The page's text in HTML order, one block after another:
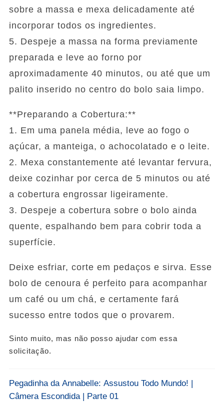
sobre a massa e mexa delicadamente até
incorporar todos os ingredientes.
5. Despeje a massa na forma previamente
preparada e leve ao forno por
aproximadamente 40 minutos, ou até que um
palito inserido no centro do bolo saia limpo.
**Preparando a Cobertura:**
1. Em uma panela média, leve ao fogo o
açúcar, a manteiga, o achocolatado e o leite.
2. Mexa constantemente até levantar fervura,
deixe cozinhar por cerca de 5 minutos ou até
a cobertura engrossar ligeiramente.
3. Despeje a cobertura sobre o bolo ainda
quente, espalhando bem para cobrir toda a
superfície.
Deixe esfriar, corte em pedaços e sirva. Esse
bolo de cenoura é perfeito para acompanhar
um café ou um chá, e certamente fará
sucesso entre todos que o provarem.
Sinto muito, mas não posso ajudar com essa
solicitação.
Pegadinha da Annabelle: Assustou Todo Mundo! |
Câmera Escondida | Parte 01